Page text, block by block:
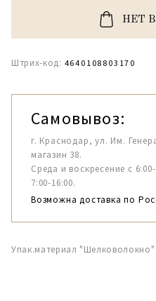
НЕТ
Штрих-код: 4640108803170
Самовывоз:
г. Краснодар, ул. Им.
магазин 38.
Среда и воскресение с
7:00-16:00.
Возможна доставка по
Упак.материал